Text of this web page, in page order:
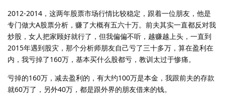
2012-2014，这两年股票市场行情比较稳定，跟着一位朋友，他是
专门做大A股票分析，赚了大概有五六十万。前夫其实一直都反对我
炒股，女人把家顾好就行了，但我偏偏不听，越赚越上头，一直到
2015年遇到股灾，那个分析师朋友自己亏了三十多万，算在盈利在
内，我亏掉了160万，基本买什么股都亏，教训太过于惨痛。
亏掉的160万，减去盈利的，有大约100万是本金，我跟前夫的存款
就60万了，另外40万，都是跟外界的朋友借来的钱。